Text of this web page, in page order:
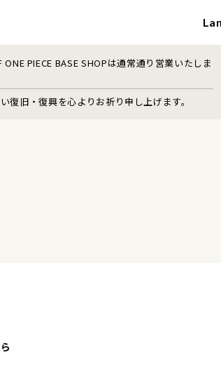
PIECE BASE SHOPは通常通り営業いたしま
復旧・復興を心よりお祈り申し上げます。